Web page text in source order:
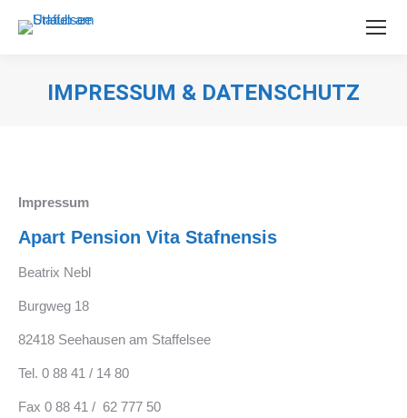
IMPRESSUM & DATENSCHUTZ
Impressum
Apart Pension Vita Stafnensis
Beatrix Nebl
Burgweg 18
82418 Seehausen am Staffelsee
Tel. 0 88 41 / 14 80
Fax 0 88 41 / 62 777 50